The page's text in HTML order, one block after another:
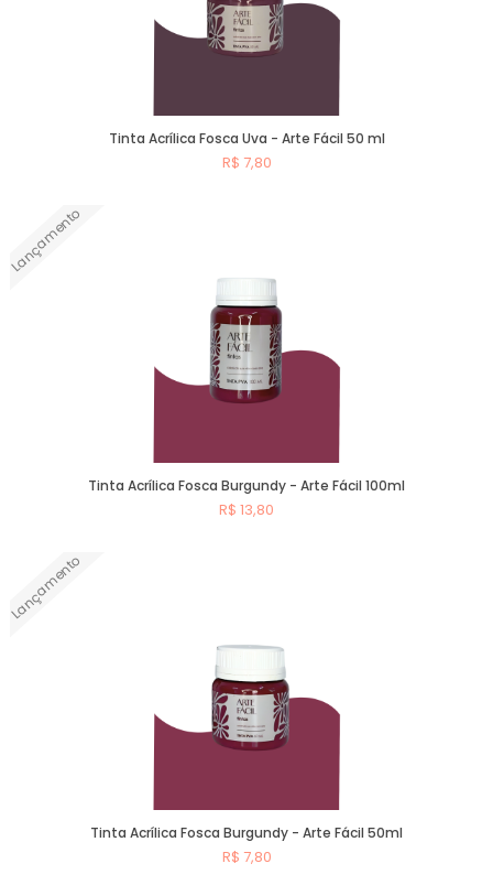
Tinta Acrílica Fosca Uva - Arte Fácil 50 ml
R$ 7,80
Lançamento
Tinta Acrílica Fosca Burgundy - Arte Fácil 100ml
R$ 13,80
Lançamento
Tinta Acrílica Fosca Burgundy - Arte Fácil 50ml
R$ 7,80